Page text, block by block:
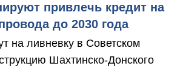
привлечь кредит на
до 2030 года
на ливневку в Советском
Шахтинско-Донского